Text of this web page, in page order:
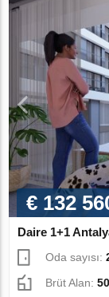
€ 132
Daire 1+1
Oda sayısı:
Brüt Alan: